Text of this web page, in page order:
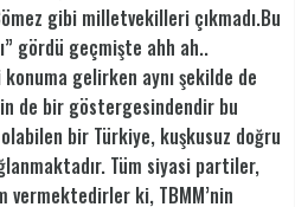
gibi milletvekilleri çıkmadı.Bu
gördü geçmişte ahh ah..
gelirken aynı şekilde de
de bir göstergesindendir bu
olabilen bir Türkiye, kuşkusuz doğru
Tüm siyasi partiler,
ki, TBMM’nin